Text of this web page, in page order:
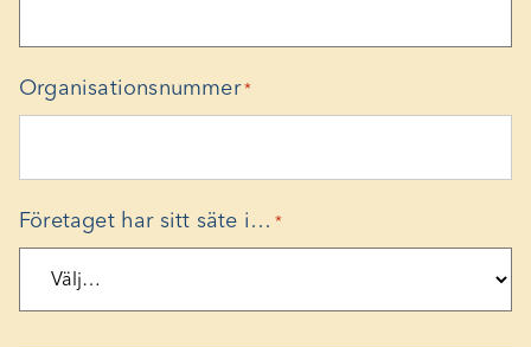
Organisationsnummer *
Företaget har sitt säte i… *